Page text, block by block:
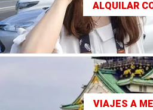
ALQUILAR
VIAJES A